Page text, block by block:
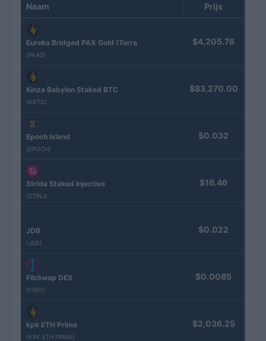
Naam Prijs
Eureka Bridged PAX Gold (Terra
(PAXG)
$4,205.78
Kinza Babylon Staked BTC
(KBTC)
$83,270.00
Epoch Island
(EPOCH)
$0.032
Stride Staked Injective
(STINJ)
$16.46
JDB
(JDB)
$0.022
FibSwap DEX
(FIBO)
$0.0085
kpk ETH Prime
(KPK ETH PRIME)
$2,036.25